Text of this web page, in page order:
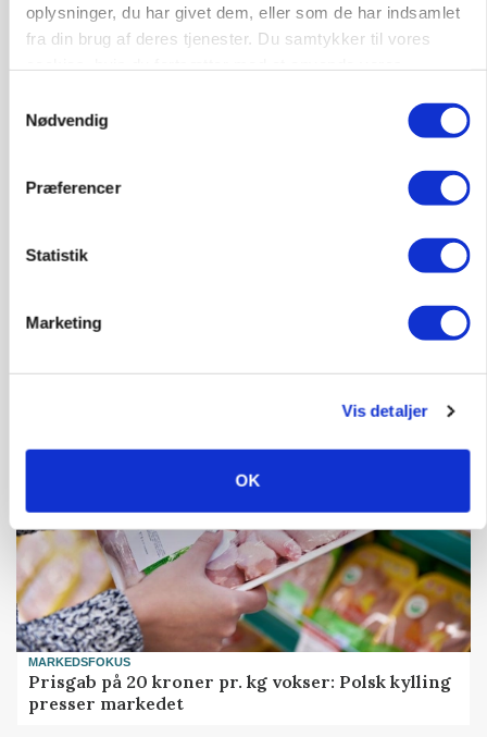
oplysninger, du har givet dem, eller som de har indsamlet
fra din brug af deres tjenester. Du samtykker til vores
Nødvendig
Præferencer
Statistik
Marketing
Vis detaljer
OK
BUSINESS
Ejer eller medejer? Nyt tv-format udfordrer
MARKEDSFOKUS
Prisgab på 20 kroner pr. kg vokser: Polsk kylling
presser markedet